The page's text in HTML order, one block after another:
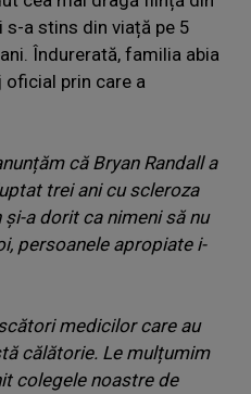
a stins din viață pe 5
Îndurerată, familia abia
prin care a
că Bryan Randall a
trei ani cu scleroza
a dorit ca nimeni să nu
persoanele apropiate i-
medicilor care au
călătorie. Le mulțumim
colegele noastre de